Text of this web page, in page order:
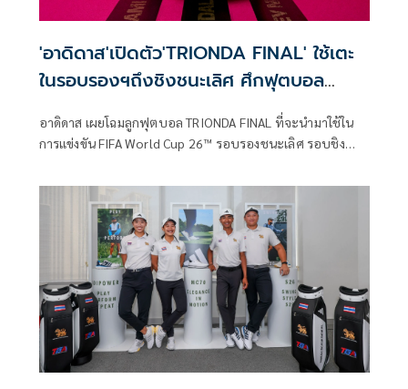
'อาดิดาส'เปิดตัว'TRIONDA FINAL' ใช้เตะ
ในรอบรองฯถึงชิงชนะเลิศ ศึกฟุตบอล
อาดิดาส เผยโฉมลูกฟุตบอล TRIONDA FINAL ที่จะนำมาใช้ใน
การแข่งขัน FIFA World Cup 26™ รอบรองชนะเลิศ รอบชิง
ที่สุดในการแข่งขันฟุตบอลระดับนานาชาติ